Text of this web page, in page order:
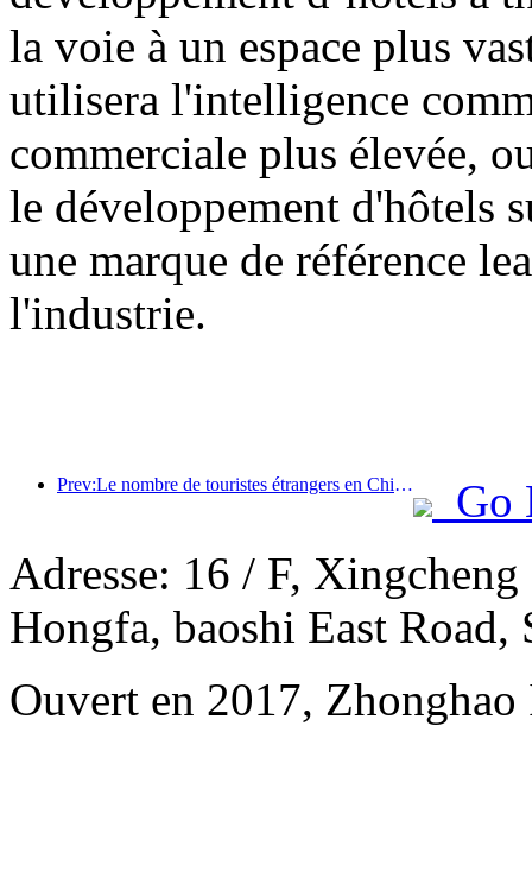
la voie à un espace plus
utilisera l'intelligence
commerciale plus élevée,
le développement d'hôtels
une marque de référence
l'industrie.
Prev:Le nombre de touristes étrangers en Chine a augmenté de 40 % au premier trimestre
Go
Adresse: 16 / F,
Hongfa, baoshi East Road,
Ouvert en 2017,